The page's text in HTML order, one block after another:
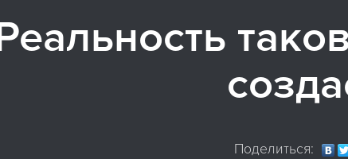
Поделиться: